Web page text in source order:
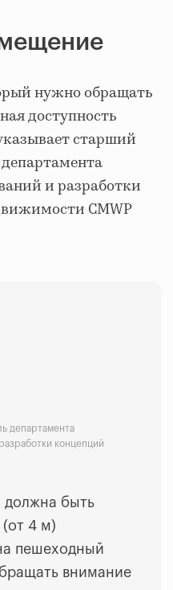
нужно обращать
доступность
старший
и разработки
CMWP
департамента
концепций
должна быть
4 м)
пешеходный
внимание